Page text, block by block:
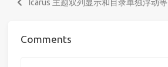
Icarus 主题双列显示和目录单独浮动等
Comments